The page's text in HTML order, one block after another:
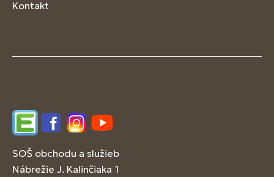
Kontakt
EdupageFacebookInstagram
YouTube
SOŠ obchodu a služieb
Nábrežie J. Kalinčiaka 1